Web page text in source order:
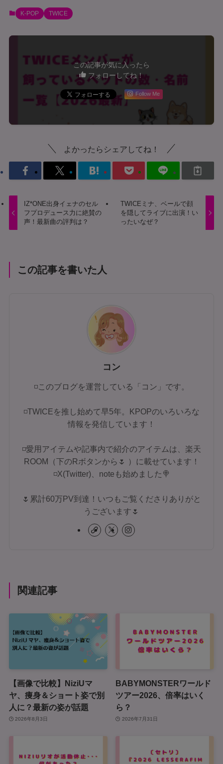
K-POP TWICE
この記事が気に入ったら
フォローしてね！
Follow Me
よかったらシェアしてね！
IZ*ONE出身イェナのセル
フプロデュース力に絶賛の
声！最新曲の評判は？
TWICEミナ、ベールで顔
を隠してライブに出演！い
ったいなぜ？
この記事を書いた人
コン
◽このブログを運営している「コン」です。
◽TWICEを推し始めて早5年。KPOPのいろいろな
情報を発信しています！
◽愛用アイテムや記事内で紹介のアイテムは、楽天
ROOM（下のRボタンから🌷 ）に載せています！
◽X(Twitter)、noteも始めました🍭
🌷累計60万PV到達！いつもご覧くださりありがと
うございます🌷
関連記事
【画像で比較】NiziUマ
ヤ、痩身＆ショート姿で別
人に？最新の姿が話題
2026年8月3日
BABYMONSTERワールド
ツアー2026、倍率はいく
ら？
2026年7月31日